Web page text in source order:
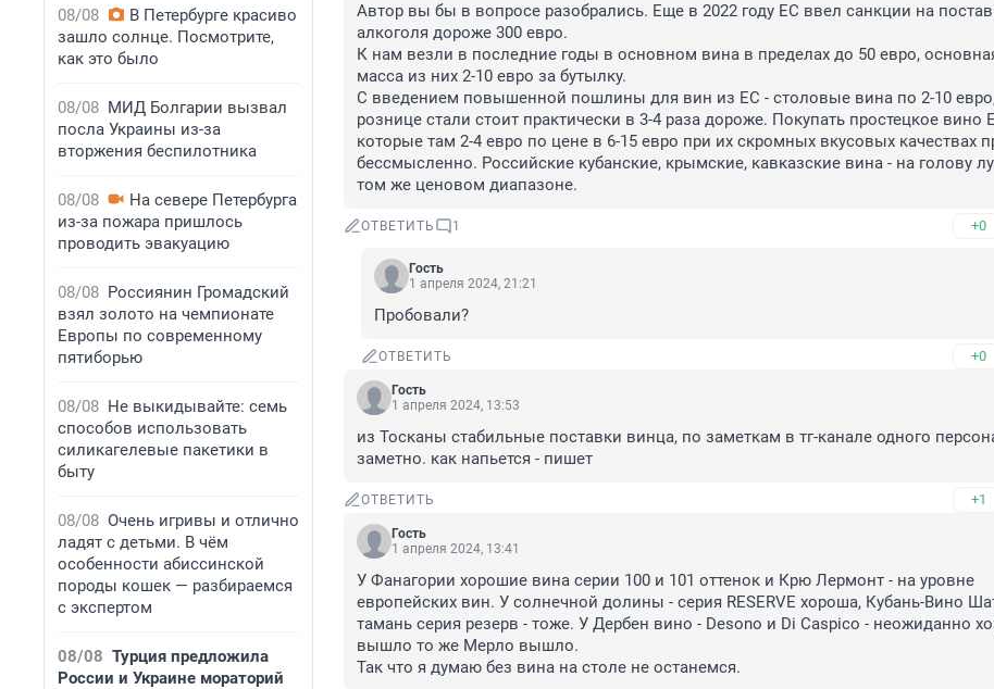
08/08
В Петербурге красиво
зашло солнце. Посмотрите,
как это было
08/08 МИД Болгарии вызвал
посла Украины из-за
вторжения беспилотника
08/08
На севере Петербурга
из-за пожара пришлось
проводить эвакуацию
08/08 Россиянин Громадский
взял золото на чемпионате
Европы по современному
пятиборью
08/08 Не выкидывайте: семь
способов использовать
силикагелевые пакетики в
быту
08/08 Очень игривы и отлично
ладят с детьми. В чём
особенности абиссинской
породы кошек — разбираемся
с экспертом
08/08 Турция предложила
России и Украине мораторий
Автор вы бы в вопросе разобрались. Еще в 2022 году ЕС ввел санкции на
алкоголя дороже 300 евро.
К нам везли в последние годы в основном вина в пределах до 50 евро,
масса из них 2-10 евро за бутылку.
С введением повышенной пошлины для вин из ЕС - столовые вина по 2-10
рознице стали стоит практически в 3-4 раза дороже. Покупать простецкое вино
которые там 2-4 евро по цене в 6-15 евро при их скромных вкусовых качествах
бессмысленно. Российские кубанские, крымские, кавказские вина - на голову
том же ценовом диапазоне.
ОТВЕТИТЬ 1 +0
Гость
1 апреля 2024, 21:21
Пробовали?
ОТВЕТИТЬ +0
Гость
1 апреля 2024, 13:53
из Тосканы стабильные поставки винца, по заметкам в тг-канале одного
заметно. как напьется - пишет
ОТВЕТИТЬ +1
Гость
1 апреля 2024, 13:41
У Фанагории хорошие вина серии 100 и 101 оттенок и Крю Лермонт - на уровне
европейских вин. У солнечной долины - серия RESERVE хороша, Кубань-Вино
тамань серия резерв - тоже. У Дербен вино - Desono и Di Caspico - неожиданно
вышло то же Мерло вышло.
Так что я думаю без вина на столе не останемся.